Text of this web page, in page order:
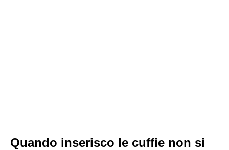
Quando inserisco le cuffie non si